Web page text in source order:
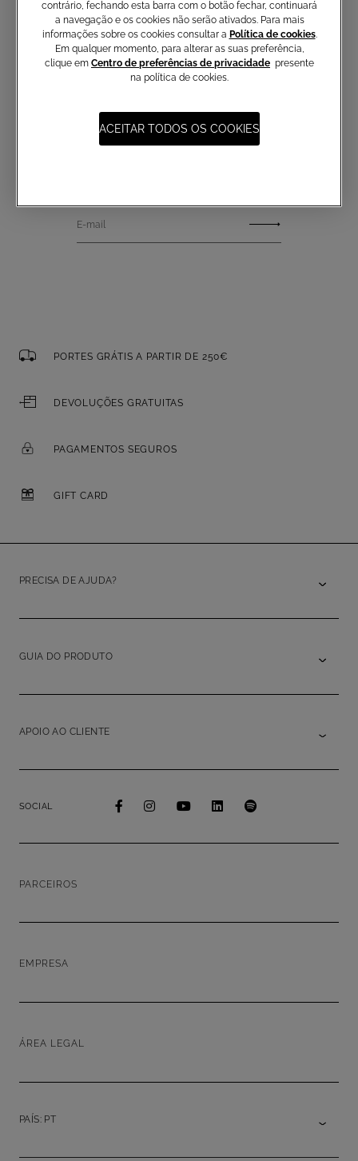
Não perca as últimas coleções,
artigos exclusivos e novidades
E-mail
PORTES GRÁTIS A PARTIR DE 250€
DEVOLUÇÕES GRATUITAS
PAGAMENTOS SEGUROS
GIFT CARD
PRECISA DE AJUDA?
GUIA DO PRODUTO
APOIO AO CLIENTE
SOCIAL
PARCEIROS
EMPRESA
ÁREA LEGAL
PAÍS: PT
contrário, fechando esta barra com o botão fechar, continuará
a navegação e os cookies não serão ativados. Para mais
informações sobre os cookies consultar a Política de cookies.
Em qualquer momento, para alterar as suas preferência,
clique em Centro de preferências de privacidade presente
na política de cookies.
ACEITAR TODOS OS COOKIES